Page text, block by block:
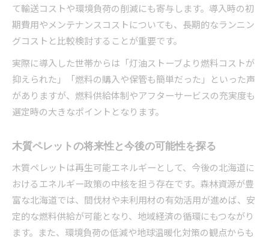
て輸送コストや環境負荷の削減にも寄与します。導入時の初
期費用やメンテナンスコストについても、長期的なランニン
グコストと比較検討することが重要です。
実際に導入した世帯からは「灯油ストーブより燃料コストが
抑えられた」「燃料の購入や保管も簡単だった」といった声
がありますが、燃料供給体制やアフターサービスの充実度も
選定時の大きなポイントとなります。
木質ペレットの将来性と今後の可能性を探る
木質ペレットは再生可能エネルギーとして、今後の北海道に
おけるエネルギー政策の中核を担う存在です。森林資源が豊
富な北海道では、間伐材や未利用材の有効活用が進めば、安
定的な燃料供給が可能となり、地域経済の循環にもつながり
ます。また、環境負荷の低減や地球温暖化対策の観点からも